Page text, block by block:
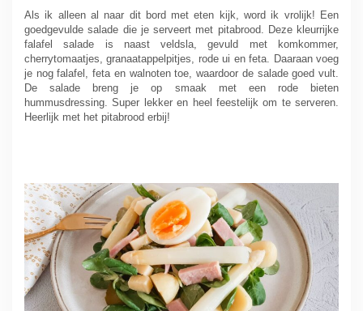
Als ik alleen al naar dit bord met eten kijk, word ik vrolijk! Een
goedgevulde salade die je serveert met pitabrood. Deze kleurrijke
falafel salade is naast veldsla, gevuld met komkommer,
cherrytomaatjes, granaatappelpitjes, rode ui en feta. Daaraan voeg
je nog falafel, feta en walnoten toe, waardoor de salade goed vult.
De salade breng je op smaak met een rode bieten
hummusdressing. Super lekker en heel feestelijk om te serveren.
Heerlijk met het pitabrood erbij!